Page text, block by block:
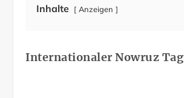
Inhalte Anzeigen
Internationaler Nowruz Tag